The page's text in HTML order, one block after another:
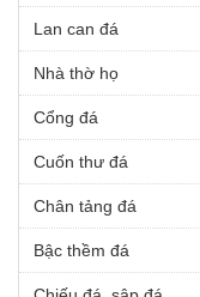
Lan can đá
Nhà thờ họ
Cổng đá
Cuốn thư đá
Chân tảng đá
Bậc thềm đá